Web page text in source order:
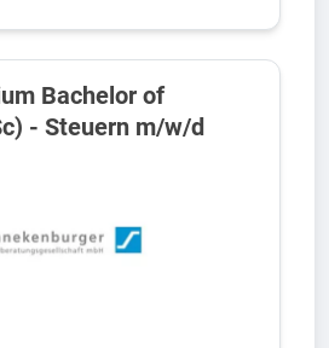
Bachelor of
- Steuern m/w/d